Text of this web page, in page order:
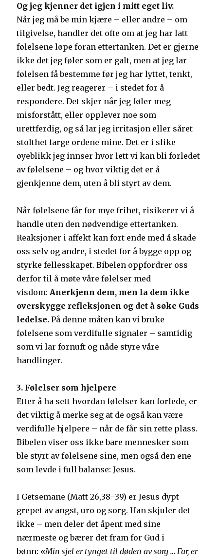
Og jeg kjenner det igjen i mitt eget liv.
Når jeg må be min kjære – eller andre – om
tilgivelse, handler det ofte om at jeg har latt
følelsene løpe foran ettertanken. Det er gjerne
ikke det jeg føler som er galt, men at jeg lar
følelsen få bestemme før jeg har lyttet, tenkt,
eller bedt. Jeg reagerer – i stedet for å
respondere. Det skjer når jeg føler meg
misforstått, eller opplever noe som
urettferdig, og så lar jeg irritasjon eller såret
stolthet farge ordene mine. Det er i slike
øyeblikk jeg innser hvor lett vi kan bli forledet
av følelsene – og hvor viktig det er å
gjenkjenne dem, uten å bli styrt av dem.
Når følelsene får for mye frihet, risikerer vi å
handle uten den nødvendige ettertanken.
Reaksjoner i affekt kan fort ende med å skade
oss selv og andre, i stedet for å bygge opp og
styrke fellesskapet. Bibelen oppfordrer oss
derfor til å møte våre følelser med
visdom: Anerkjenn dem, men la dem ikke
overskygge refleksjonen og det å søke Guds
ledelse. På denne måten kan vi bruke
følelsene som verdifulle signaler – samtidig
som vi lar fornuft og nåde styre våre
handlinger.
3. Følelser som hjelpere
Etter å ha sett hvordan følelser kan forlede, er
det viktig å merke seg at de også kan være
verdifulle hjelpere – når de får sin rette plass.
Bibelen viser oss ikke bare mennesker som
ble styrt av følelsene sine, men også den ene
som levde i full balanse: Jesus.
I Getsemane (Matt 26,38–39) er Jesus dypt
grepet av angst, uro og sorg. Han skjuler det
ikke – men deler det åpent med sine
nærmeste og bærer det fram for Gud i
bønn: «Min sjel er tynget til døden av sorg … Far, er